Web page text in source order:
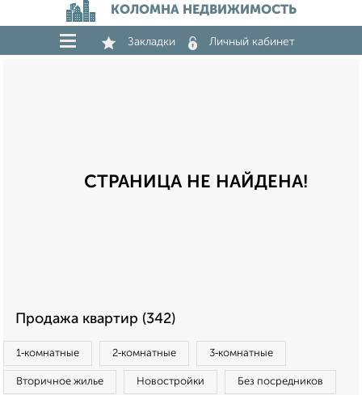
КОЛОМНА НЕДВИЖИМОСТЬ
Закладки Личный кабинет
СТРАНИЦА НЕ НАЙДЕНА!
Продажа квартир (342)
1‑комнатные 2‑комнатные 3‑комнатные
Вторичное жилье Новостройки Без посредников